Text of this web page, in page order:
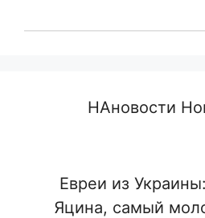
НАновости
Евреи из
Яцина, самый